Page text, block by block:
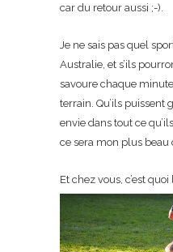
car du retour aussi ;-).
Je ne sais pas quel
Australie, et s’ils
savoure chaque
terrain. Qu’ils puissent
envie dans tout ce
ce sera mon plus beau
Et chez vous, c’est